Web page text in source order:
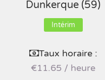
Dunkerque (59)
Intérim
Taux horaire :
€11.65 / heure